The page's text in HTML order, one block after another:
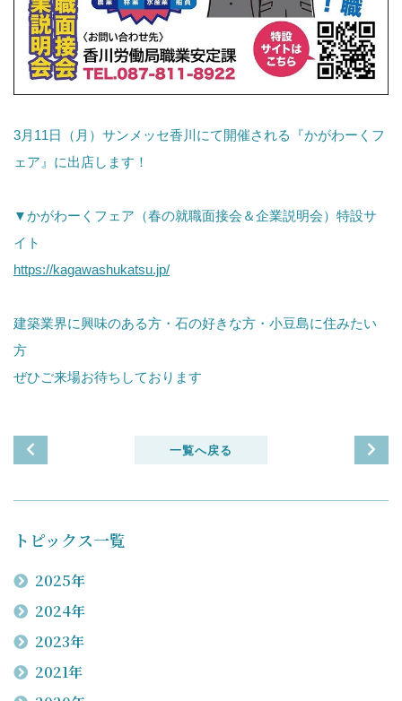
3月11日（月）サンメッセ香川にて開催される『かがわーくフ
ェア』に出店します！
▼かがわーくフェア（春の就職面接会＆企業説明会）特設サ
イト
https://kagawashukatsu.jp/
建築業界に興味のある方・石の好きな方・小豆島に住みたい
方
ぜひご来場お待ちしております
一覧へ戻る
トピックス一覧
2025年
2024年
2023年
2021年